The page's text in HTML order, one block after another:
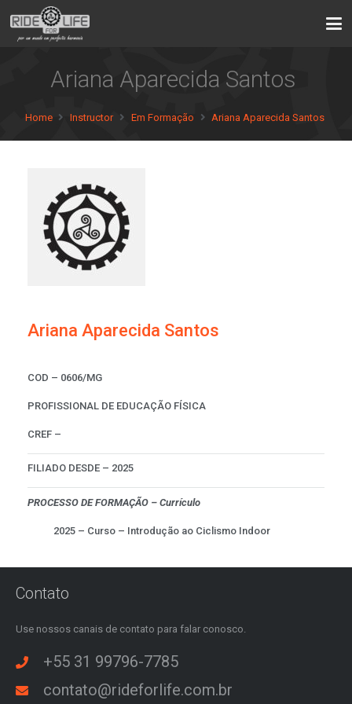
Ariana Aparecida Santos
Home Instructor Em Formação Ariana Aparecida Santos
Ariana Aparecida Santos
COD – 0606/MG
PROFISSIONAL DE EDUCAÇÃO FÍSICA
CREF –
FILIADO DESDE – 2025
PROCESSO DE FORMAÇÃO – Currículo
2025 – Curso – Introdução ao Ciclismo Indoor
Contato
Use nossos canais de contato para falar conosco.
+55 31 99796-7785
contato@rideforlife.com.br